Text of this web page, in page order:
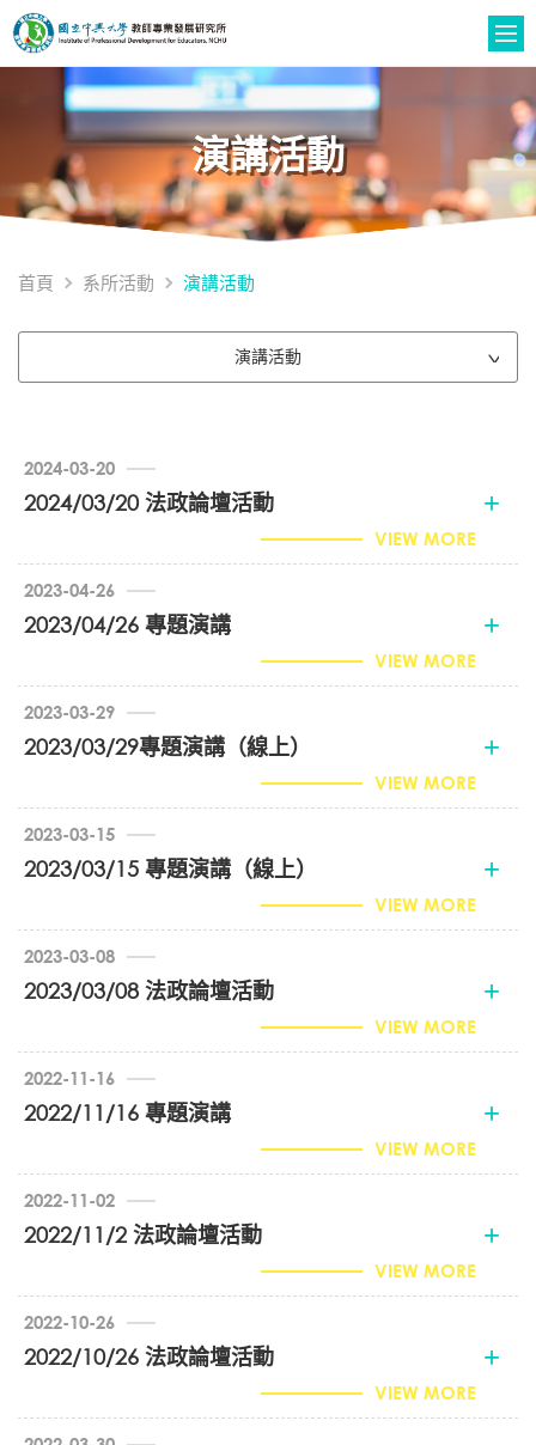
演講活動
首頁 系所活動 演講活動
演講活動
2024-03-20
2024/03/20 法政論壇活動
VIEW MORE
2023-04-26
2023/04/26 專題演講
VIEW MORE
2023-03-29
2023/03/29專題演講（線上）
VIEW MORE
2023-03-15
2023/03/15 專題演講（線上）
VIEW MORE
2023-03-08
2023/03/08 法政論壇活動
VIEW MORE
2022-11-16
​2022/11/16 專題演講
VIEW MORE
2022-11-02
2022/11/2 法政論壇活動
VIEW MORE
2022-10-26
​2022/10/26 法政論壇活動
VIEW MORE